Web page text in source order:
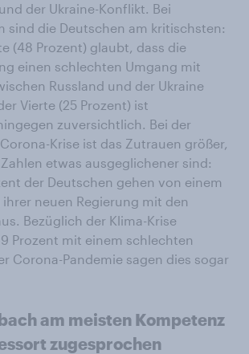
der Ukraine-Konflikt. Bei
sind die Deutschen am kritischsten:
(48 Prozent) glaubt, dass die
einen schlechten Umgang mit
Russland und der Ukraine
Vierte (25 Prozent) ist
zuversichtlich. Bei der
Krise ist das Zutrauen größer,
etwas ausgeglichener sind:
der Deutschen gehen von einem
neuen Regierung mit den
Bezüglich der Klima-Krise
Prozent mit einem schlechten
Corona-Pandemie sagen dies sogar
am meisten Kompetenz
zugesprochen